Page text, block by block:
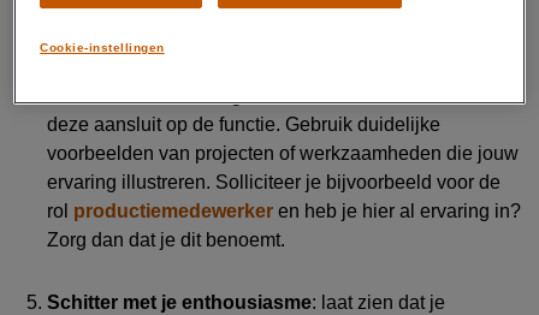
hun missie en cultuur.
deze aansluit op de functie. Gebruik duidelijke
voorbeelden van projecten of werkzaamheden die jouw
ervaring illustreren. Solliciteer je bijvoorbeeld voor de
rol productiemedewerker en heb je hier al ervaring in?
Zorg dan dat je dit benoemt.
Schitter met je enthousiasme: laat zien dat je
Cookie-instellingen